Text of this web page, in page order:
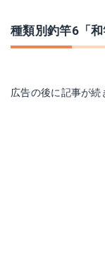
種類別釣竿6「和
広告の後に記事が続